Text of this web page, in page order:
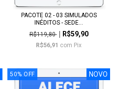
PACOTE 02 - 03 SIMULADOS
INÉDITOS - SEDE...
R$119,80
R$59,90
R$56,91 com Pix
50% OFF NOVO